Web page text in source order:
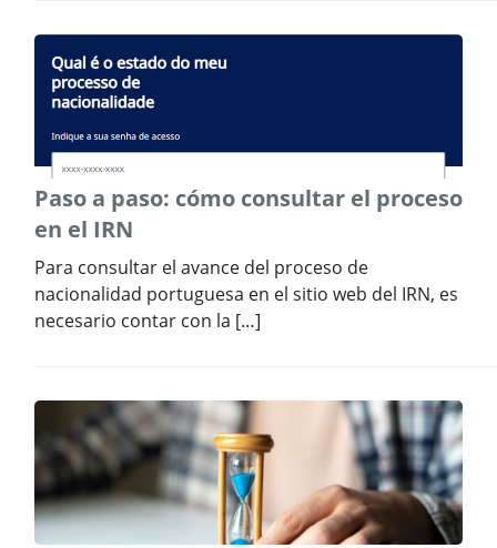
Paso a paso: cómo consultar el proceso
en el IRN
Para consultar el avance del proceso de
nacionalidad portuguesa en el sitio web del IRN, es
necesario contar con la […]